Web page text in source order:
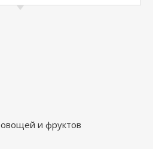
и фруктов